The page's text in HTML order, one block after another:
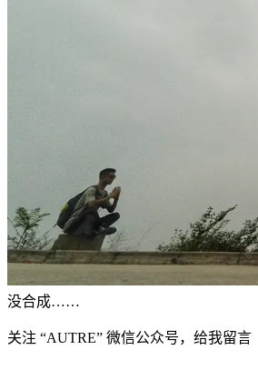
没合成……
关注 “AUTRE” 微信公众号，给我留言